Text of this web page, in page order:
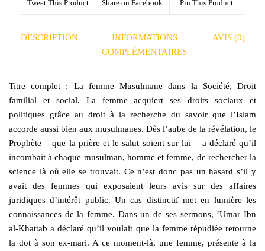
Tweet This Product Share on Facebook Pin This Product
DESCRIPTION
INFORMATIONS
COMPLÉMENTAIRES
AVIS (0)
Titre complet : La femme Musulmane dans la Société, Droit
familial et social. La femme acquiert ses droits sociaux et
politiques grâce au droit à la recherche du savoir que l’Islam
accorde aussi bien aux musulmanes. Dès l’aube de la révélation, le
Prophète – que la prière et le salut soient sur lui – a déclaré qu’il
incombait à chaque musulman, homme et femme, de rechercher la
science là où elle se trouvait. Ce n’est donc pas un hasard s’il y
avait des femmes qui exposaient leurs avis sur des affaires
juridiques d’intérêt public. Un cas distinctif met en lumière les
connaissances de la femme. Dans un de ses sermons, ’Umar Ibn
al-Khattab a déclaré qu’il voulait que la femme répudiée retourne
la dot à son ex-mari. A ce moment-là, une femme, présente à la